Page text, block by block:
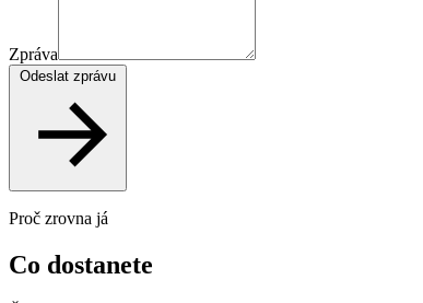
Zpráva
Proč zrovna já
Co dostanete